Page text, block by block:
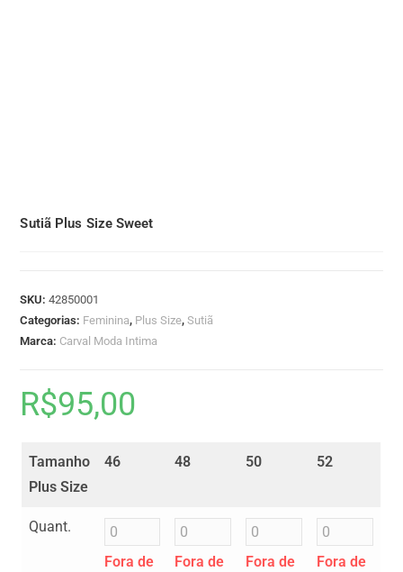
Sutiã Plus Size Sweet
SKU:42850001
Categorias: Feminina, Plus Size,Sutiã
Marca: Carval Moda Intima
R$95,00
Tamanho
Plus Size
46 48 50 52
Quant.
Fora de
Fora de
Fora de
Fora de